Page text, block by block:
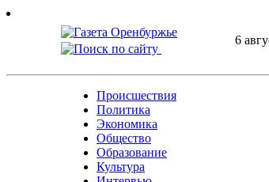
Skip
6
Происшествия
Политика
Экономика
Общество
Образование
Культура